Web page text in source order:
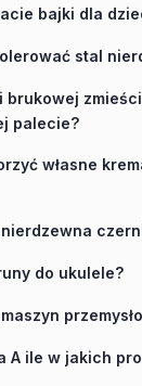
bajki dla
stal
brukowej
palecie?
własne
do ukulele?
A ile w jakich